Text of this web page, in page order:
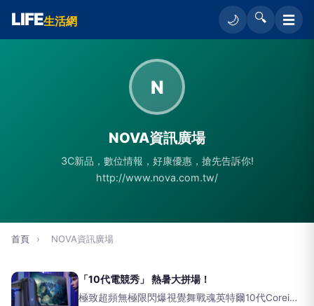
LIFE生活網 🌙 🔍 ☰
N
NOVA資訊廣場
3C新品，數位情報，好康優惠，搶先告訴你!
http://www.nova.com.tw/
首頁 › NOVA資訊廣場
「10代電競秀」 熱暑大拼場！
極致超頻無極限閃爆視覺舞戰魂英特爾10代Corei處